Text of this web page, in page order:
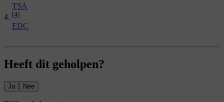
TSA
[4]
EDC
Heeft dit geholpen?
Ja Nee